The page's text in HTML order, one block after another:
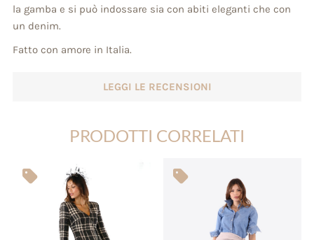
la gamba e si può indossare sia con abiti eleganti che con
un denim.
Fatto con amore in Italia.
LEGGI LE RECENSIONI
PRODOTTI CORRELATI